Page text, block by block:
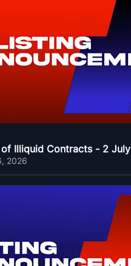
Illiquid Contracts - 2 July
2026